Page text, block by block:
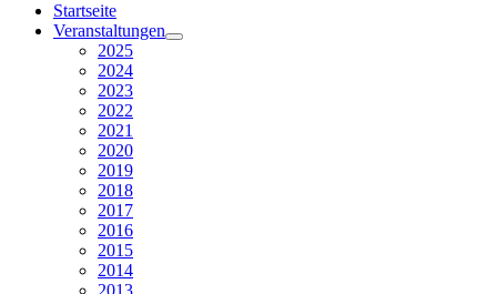
Startseite
Veranstaltungen
2025
2024
2023
2022
2021
2020
2019
2018
2017
2016
2015
2014
2013